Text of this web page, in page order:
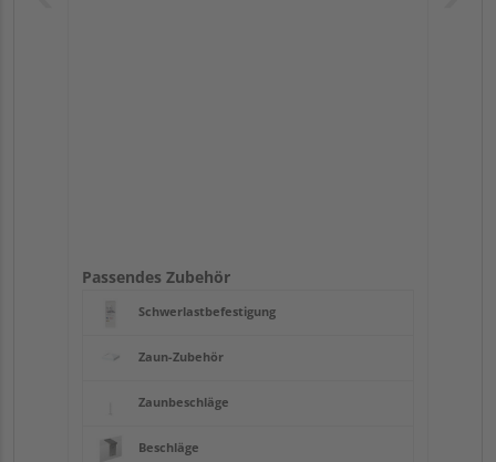
Passendes Zubehör
Schwerlastbefestigung
Zaun-Zubehör
Zaunbeschläge
Beschläge